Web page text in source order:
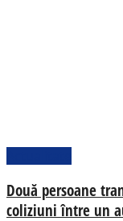
Două persoane
coliziuni între un